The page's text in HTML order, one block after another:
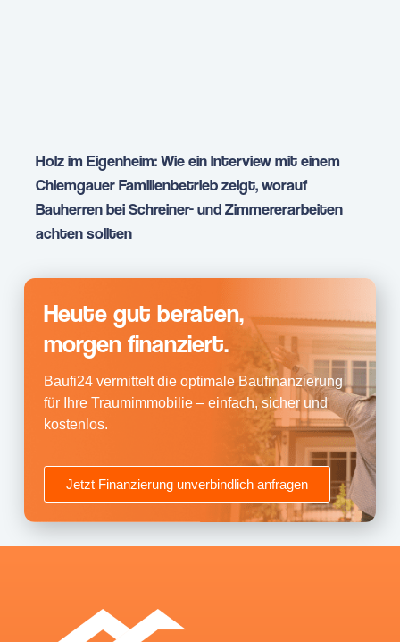
Holz im Eigenheim: Wie ein Interview mit einem
Chiemgauer Familienbetrieb zeigt, worauf
Bauherren bei Schreiner- und Zimmererarbeiten
achten sollten
Heute gut beraten,
morgen finanziert.
Baufi24 vermittelt die optimale Baufinanzierung
für Ihre Traumimmobilie – einfach, sicher und
kostenlos.
Jetzt Finanzierung unverbindlich anfragen